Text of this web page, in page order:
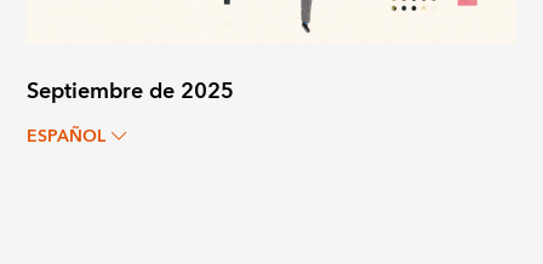
Septiembre de 2025
ESPAÑOL